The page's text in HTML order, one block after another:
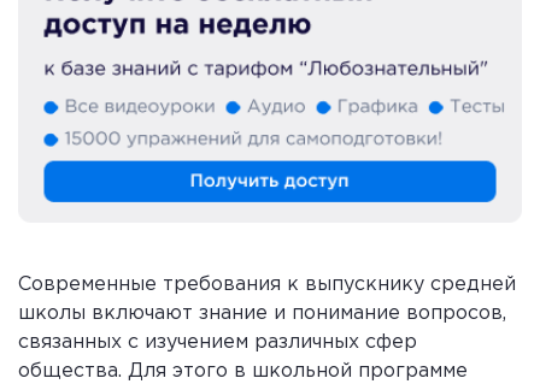
Современные требования к выпускнику средней
школы включают знание и понимание вопросов,
связанных с изучением различных сфер
общества. Для этого в школьной программе